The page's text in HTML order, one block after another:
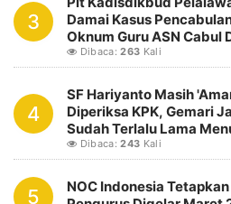
3
Damai Kasus
Oknum Guru ASN Cabul
Dibaca:263 Kali
4
SF Hariyanto Masih
Diperiksa KPK, Gemari
Sudah Terlalu Lama
Dibaca:243 Kali
5
NOC Indonesia